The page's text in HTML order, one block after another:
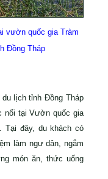
vườn quốc gia Tràm
Đồng Tháp
lịch tỉnh Đồng Tháp
nổi tại Vườn quốc gia
Tại đây, du khách có
làm ngư dân, ngắm
món ăn, thức uống